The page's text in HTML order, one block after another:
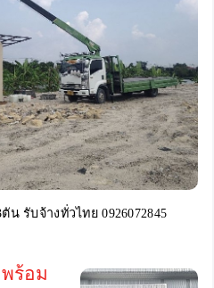
รับจ้างทั่วไทย 0926072845
ร้อม